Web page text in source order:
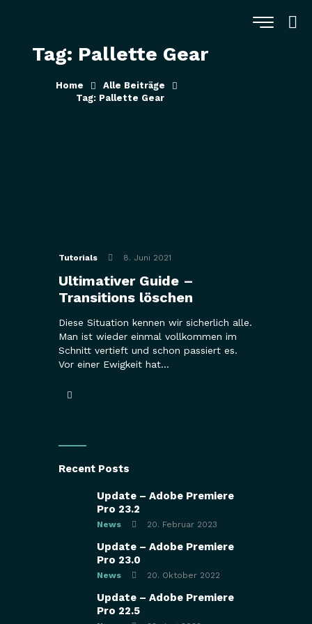
Tag: Pallette Gear
Home
Alle Beiträge
Tag: Pallette Gear
Tutorials 8. Juni 2021
Ultimativer Guide –
Transitions löschen
Diese Situation kennen wir sicherlich alle.
Man ist wieder einmal vollkommen im
Schnitt vertieft und schon passiert es.
Vor einer Ewigkeit hat…
Recent Posts
Update – Adobe Premiere
Pro 23.2
News 20. Februar 2023
Update – Adobe Premiere
Pro 23.0
News 20. Oktober 2022
Update – Adobe Premiere
Pro 22.5